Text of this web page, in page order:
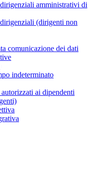
amministrativi di
(dirigenti non
comunicazione dei dati
indeterminato
ai dipendenti